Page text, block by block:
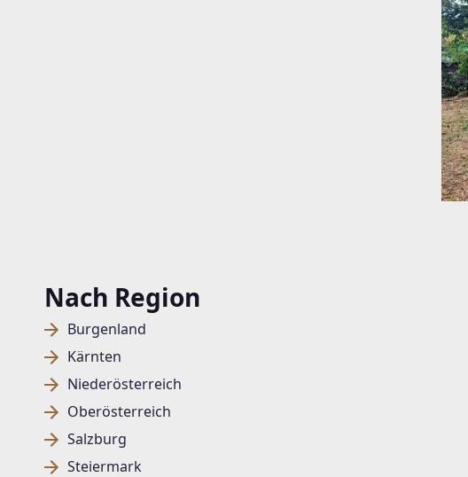
Nach Region
Burgenland
Kärnten
Niederösterreich
Oberösterreich
Salzburg
Steiermark